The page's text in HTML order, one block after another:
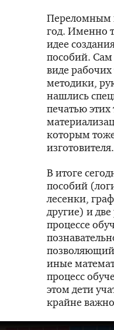
Переломным
год. Именно
идее
пособий. Сам
виде
методики,
нашлись
печатью
которым
изготовителя.
В итоге
пособий
лесенки,
другие) и
процессе
иные
процесс
этом дети
крайне